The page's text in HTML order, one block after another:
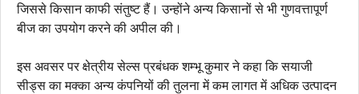
जिससे किसान काफी संतुष्ट हैं। उन्होंने अन्य किसानों से भी गुणवत्तापूर्ण
बीज का उपयोग करने की अपील की।
इस अवसर पर क्षेत्रीय सेल्स प्रबंधक शम्भू कुमार ने कहा कि सयाजी
सीड्स का मक्का अन्य कंपनियों की तुलना में कम लागत में अधिक उत्पादन